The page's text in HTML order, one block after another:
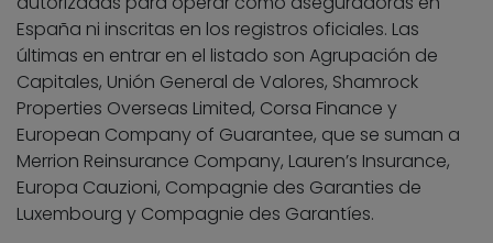
España ni inscritas en los registros oficiales. Las
últimas en entrar en el listado son Agrupación de
Capitales, Unión General de Valores, Shamrock
Properties Overseas Limited, Corsa Finance y
European Company of Guarantee, que se suman a
Merrion Reinsurance Company, Lauren’s Insurance,
Europa Cauzioni, Compagnie des Garanties de
Luxembourg y Compagnie des Garantíes.